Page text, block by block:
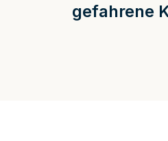
gefahrene